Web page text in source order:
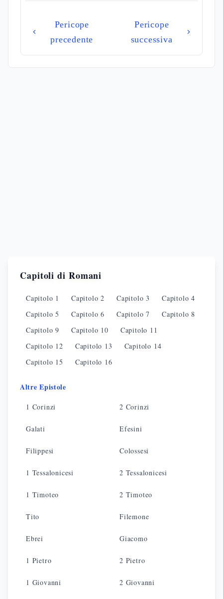
Pericope
precedente
Pericope
successiva
Capitoli di Romani
Capitolo 1 Capitolo2 Capitolo3 Capitolo4
Capitolo5 Capitolo6 Capitolo7 Capitolo8
Capitolo9 Capitolo 10 Capitolo 11
Capitolo 12 Capitolo 13 Capitolo 14
Capitolo 15 Capitolo 16
Altre Epistole
1 Corinzi 2 Corinzi
Galati Efesini
Filippesi Colossesi
1 Tessalonicesi 2 Tessalonicesi
1 Timoteo 2 Timoteo
Tito Filemone
Ebrei Giacomo
1 Pietro 2 Pietro
1 Giovanni 2 Giovanni